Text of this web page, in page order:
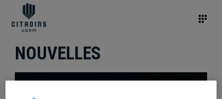
NOUVELLES